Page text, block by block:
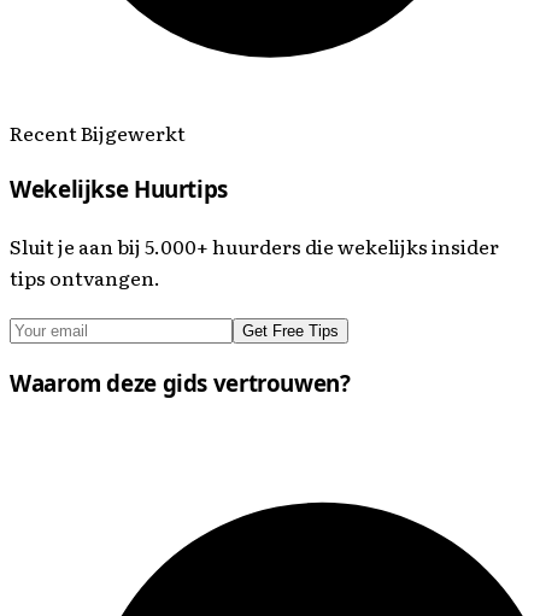
Recent Bijgewerkt
Wekelijkse Huurtips
Sluit je aan bij 5.000+ huurders die wekelijks insider
tips ontvangen.
Get Free Tips
Waarom deze gids vertrouwen?